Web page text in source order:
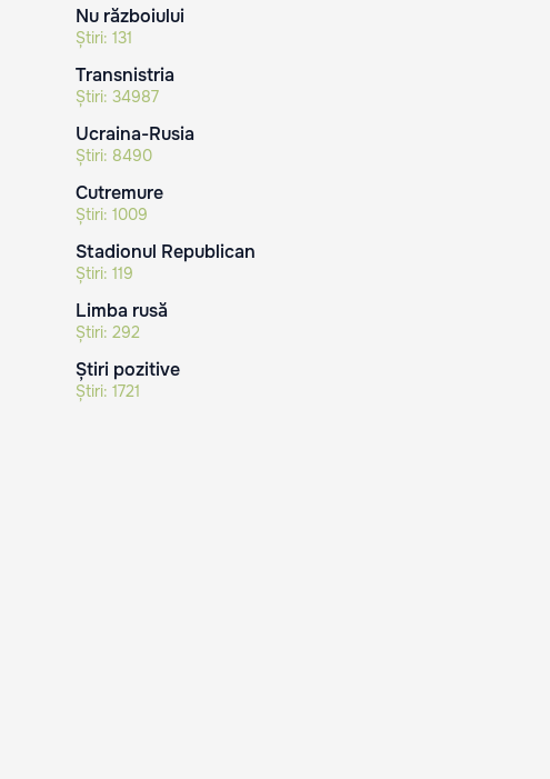
Nu războiului
Știri: 131
Transnistria
Știri: 34987
Ucraina-Rusia
Știri: 8490
Cutremure
Știri: 1009
Stadionul Republican
Știri: 119
Limba rusă
Știri: 292
Știri pozitive
Știri: 1721